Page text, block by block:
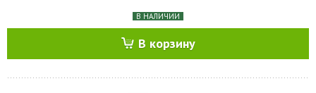
В НАЛИЧИИ
В корзину